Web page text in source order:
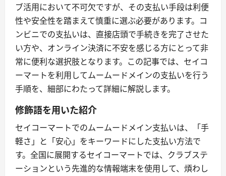
ブ活用において不可欠ですが、その支払い手段は利便
性や安全性を踏まえて慎重に選ぶ必要があります。コ
ンビニでの支払いは、直接店頭で手続きを完了させた
い方や、オンライン決済に不安を感じる方にとって非
常に便利な選択肢となります。この記事では、セイコ
ーマートを利用してムームードメインの支払いを行う
手順を、細部にわたって詳細に解説します。
修飾語を用いた紹介
セイコーマートでのムームードメイン支払いは、「手
軽さ」と「安心」をキーワードにした支払い方法で
す。全国に展開するセイコーマートでは、クラブステ
ーションという先進的な情報端末を使用して、煩わし